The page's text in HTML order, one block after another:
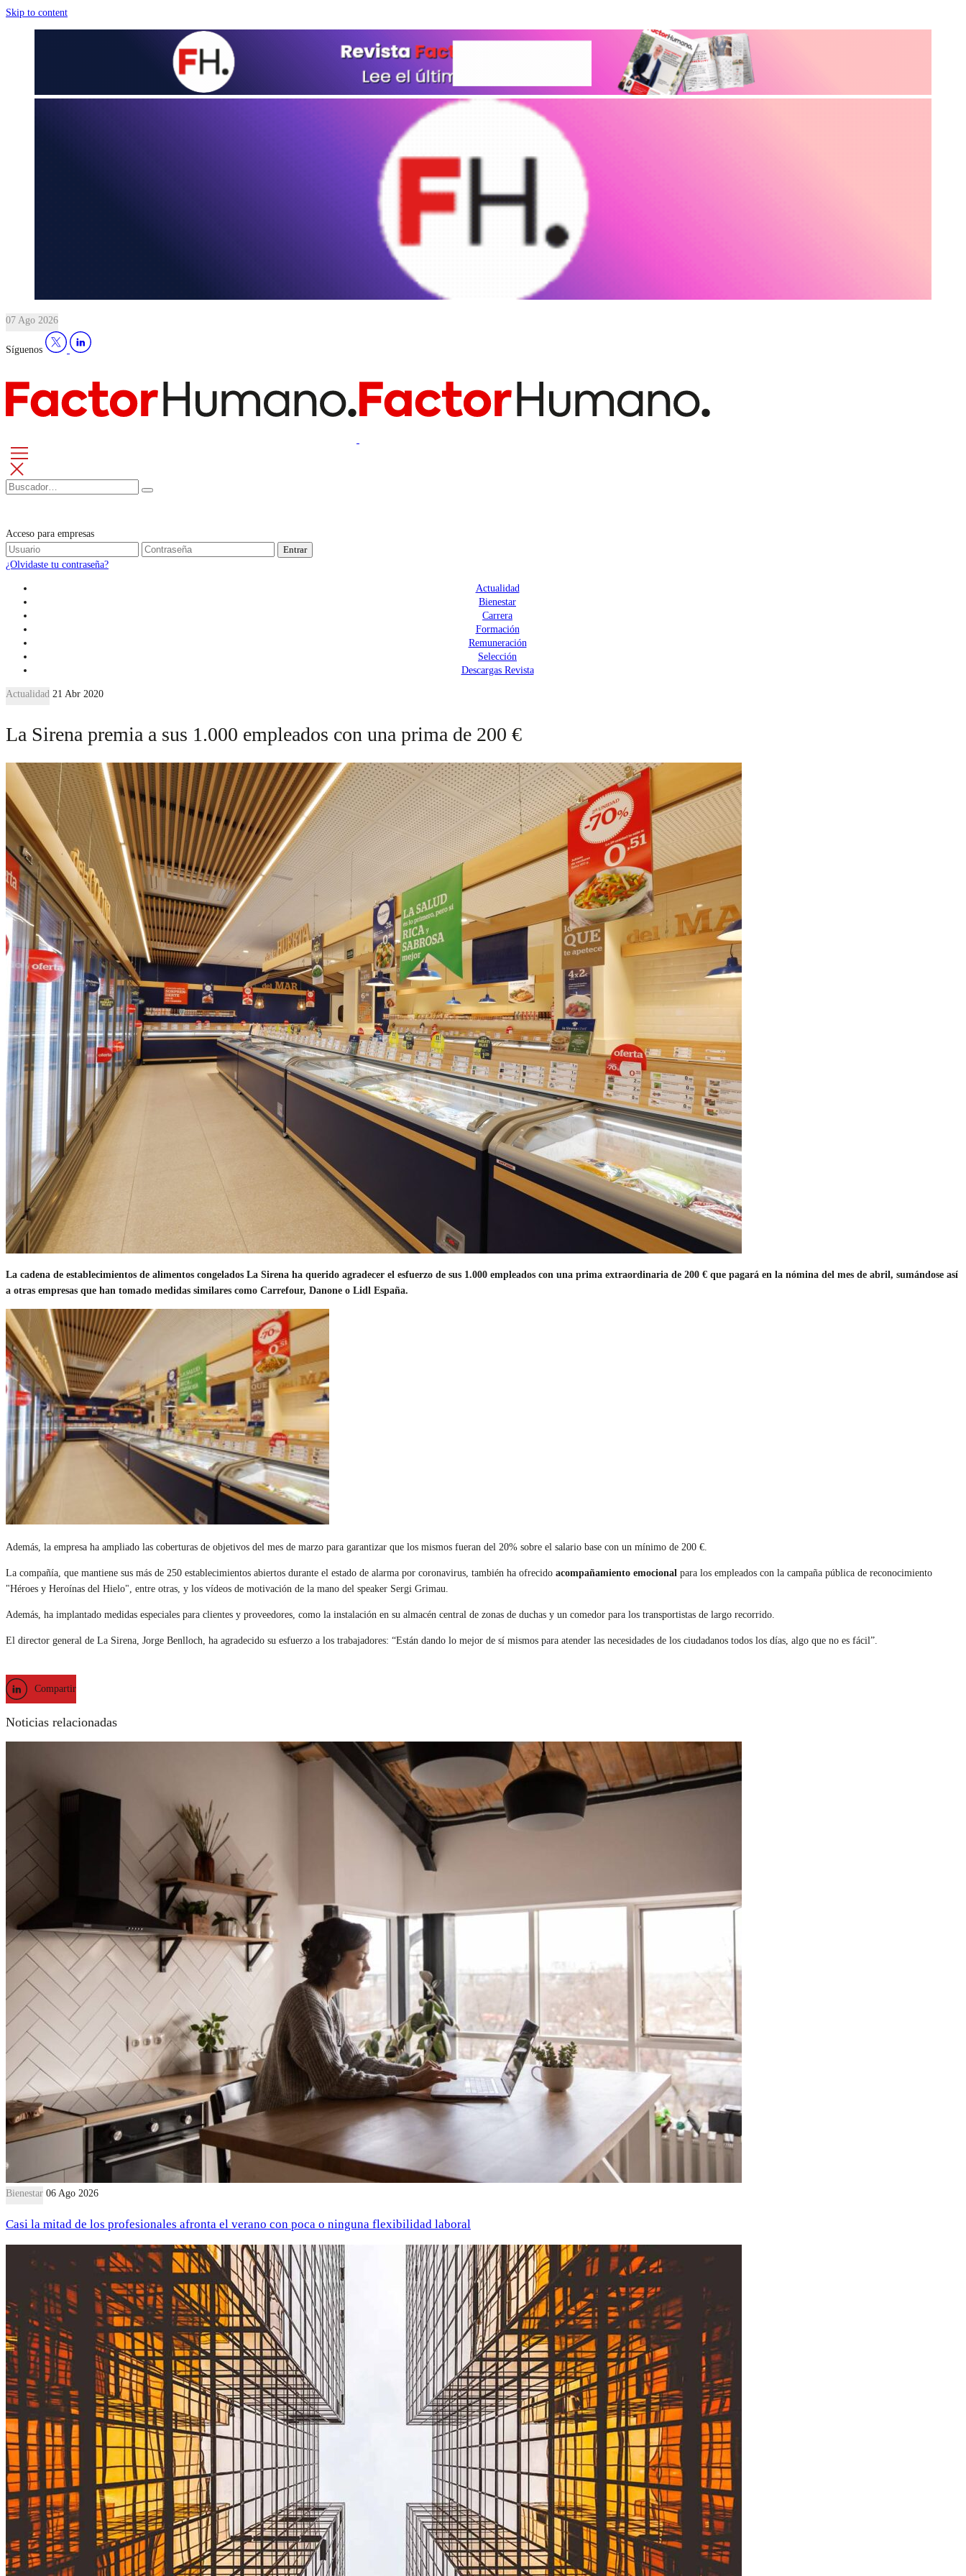
Skip to content
07 Ago 2026
Síguenos
Acceso para empresas
Entrar
¿Olvidaste tu contraseña?
Actualidad
Bienestar
Carrera
Formación
Remuneración
Selección
Descargas Revista
Actualidad 21 Abr 2020
La Sirena premia a sus 1.000 empleados con una prima de 200 €
La cadena de establecimientos de alimentos congelados La Sirena ha querido agradecer el esfuerzo de sus 1.000 empleados con una prima extraordinaria de 200 € que pagará en la nómina del mes de abril, sumándose así
a otras empresas que han tomado medidas similares como Carrefour, Danone o Lidl España.
Además, la empresa ha ampliado las coberturas de objetivos del mes de marzo para garantizar que los mismos fueran del 20% sobre el salario base con un mínimo de 200 €.
La compañía, que mantiene sus más de 250 establecimientos abiertos durante el estado de alarma por coronavirus, también ha ofrecido acompañamiento emocional para los empleados con la campaña pública de reconocimiento
"Héroes y Heroínas del Hielo", entre otras, y los vídeos de motivación de la mano del speaker Sergi Grimau.
Además, ha implantado medidas especiales para clientes y proveedores, como la instalación en su almacén central de zonas de duchas y un comedor para los transportistas de largo recorrido.
El director general de La Sirena, Jorge Benlloch, ha agradecido su esfuerzo a los trabajadores: “Están dando lo mejor de sí mismos para atender las necesidades de los ciudadanos todos los días, algo que no es fácil”.
Compartir
Noticias relacionadas
Bienestar 06 Ago 2026
Casi la mitad de los profesionales afronta el verano con poca o ninguna flexibilidad laboral